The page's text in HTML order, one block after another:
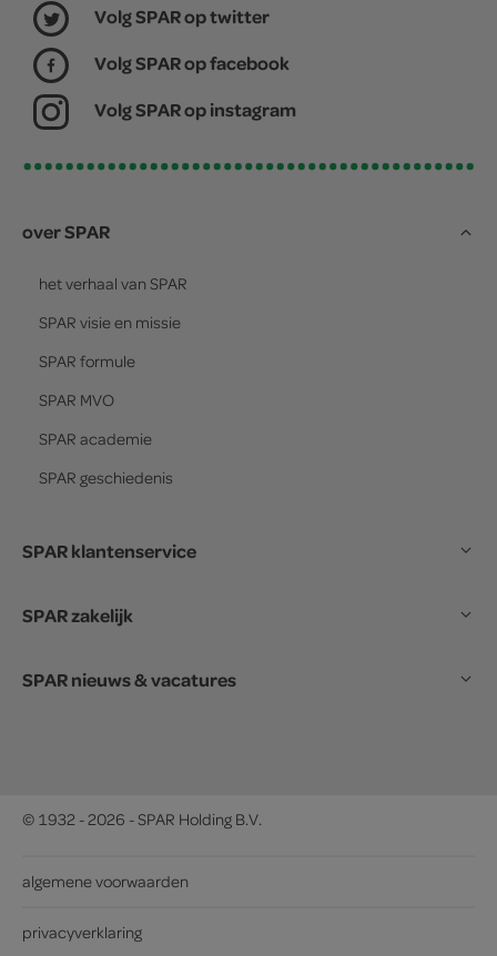
Volg SPAR op twitter
Volg SPAR op facebook
Volg SPAR op instagram
over SPAR
het verhaal van SPAR
SPAR visie en missie
SPAR formule
SPAR MVO
SPAR academie
SPAR geschiedenis
SPAR klantenservice
SPAR zakelijk
SPAR nieuws & vacatures
© 1932 - 2026 - SPAR Holding B.V.
algemene voorwaarden
privacyverklaring